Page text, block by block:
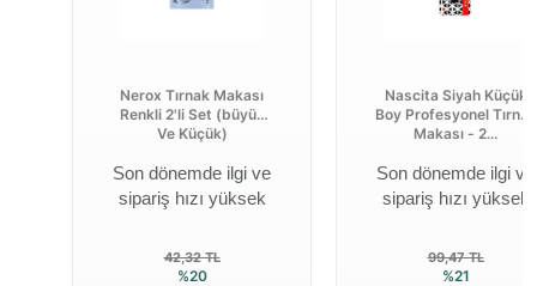
Nerox Tırnak Makası
Renkli 2'li Set (büyük
Ve Küçük)
Son dönemde ilgi ve
sipariş hızı yüksek
42,32 TL
%20
Nascita Siyah Küçük
Boy Profesyonel Tırnak
Makası - 2...
Son dönemde ilgi ve
sipariş hızı yüksek
99,47 TL
%21